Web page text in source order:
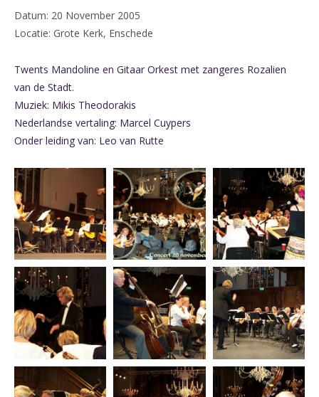
Datum: 20 November 2005
Locatie: Grote Kerk, Enschede
Twents Mandoline en Gitaar Orkest met zangeres Rozalien
van de Stadt.
Muziek: Mikis Theodorakis
Nederlandse vertaling: Marcel Cuypers
Onder leiding van: Leo van Rutte